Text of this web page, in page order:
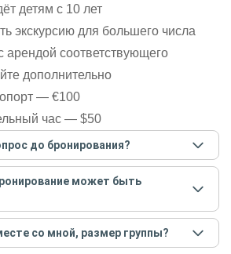
детям с 10 лет
экскурсию для большего числа
арендой соответствующего
дополнительно
— €100
час — $50
до бронирования?
по ссылке «Задать вопрос» и
при этом не нужно. Сначала
интересующие вас вопросы и после
Задать вопрос.
может быть
погодных условий,
на кораблике, а по прогнозу
сильный ветер. При этом гид
со мной, размер группы?